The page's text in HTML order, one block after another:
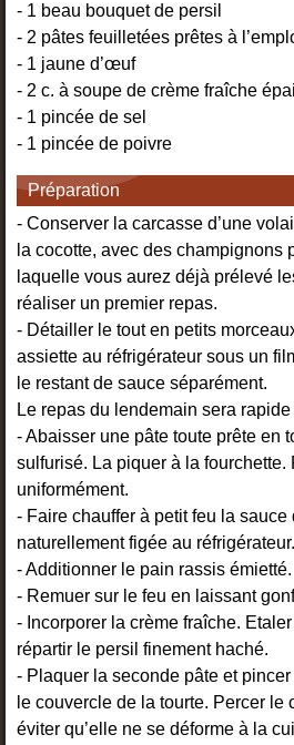
- 1 beau bouquet de persil
- 2 pâtes feuilletées prêtes à
- 1 jaune d’œuf
- 2 c. à soupe de crème fraîche
- 1 pincée de sel
- 1 pincée de poivre
Préparation
- Conserver la carcasse d’une
la cocotte, avec des champignons
laquelle vous aurez déjà prélevé
réaliser un premier repas.
- Détailler le tout en petits
assiette au réfrigérateur sous un
le restant de sauce séparément.
Le repas du lendemain sera rapide
- Abaisser une pâte toute prête en
sulfurisé. La piquer à la fourchette.
uniformément.
- Faire chauffer à petit feu la
naturellement figée au réfrigérateur.
- Additionner le pain rassis émietté.
- Remuer sur le feu en laissant
- Incorporer la crème fraîche.
répartir le persil finement haché.
- Plaquer la seconde pâte et
le couvercle de la tourte. Percer le
éviter qu’elle ne se déforme à la